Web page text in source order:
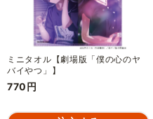
ミニタオル【劇場版「僕の心のヤ
バイやつ」】
770円